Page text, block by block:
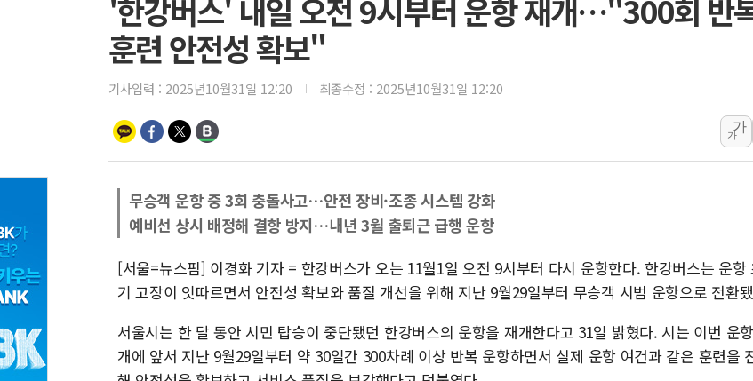
우크라, 러 탄도미
"5.18은 북한 지
[종합] 특검, '양
[내일날씨] 절기
제천 바이오밸리
개혁신당 "민주, '
CJ온스타일, 2
AI 연산은 포항,
한국투자증권, 국
[IPO] 니어스랩 "
李대통령 "청소년
'한강버스' 내일 오전 9시부터 운항 재개…"300회 반
훈련 안전성 확보"
기사입력 : 2025년10월31일 12:20 최종수정 : 2025년10월31일 12:20
가
가
무승객 운항 중 3회 충돌사고…안전 장비·조종 시스템 강화
예비선 상시 배정해 결항 방지…내년 3월 출퇴근 급행 운항
[서울=뉴스핌] 이경화 기자 = 한강버스가 오는 11월1일 오전 9시부터 다시 운항한다. 한강버스는 운항
기 고장이 잇따르면서 안전성 확보와 품질 개선을 위해 지난 9월29일부터 무승객 시범 운항으로 전환
서울시는 한 달 동안 시민 탑승이 중단됐던 한강버스의 운항을 재개한다고 31일 밝혔다. 시는 이번 운
개에 앞서 지난 9월29일부터 약 30일간 300차례 이상 반복 운항하면서 실제 운항 여건과 같은 훈련을